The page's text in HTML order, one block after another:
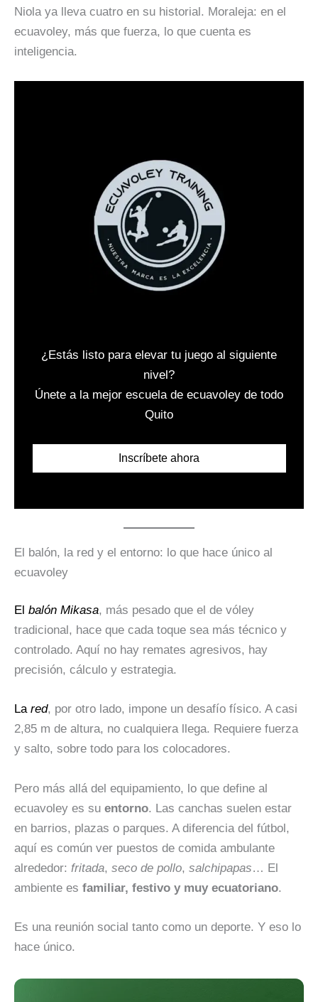
Niola ya lleva cuatro en su historial. Moraleja: en el
ecuavoley, más que fuerza, lo que cuenta es
inteligencia.
¿Estás listo para elevar tu juego al siguiente
nivel?
Únete a la mejor escuela de ecuavoley de todo
Quito
Inscríbete ahora
El balón, la red y el entorno: lo que hace único al
ecuavoley
El balón Mikasa, más pesado que el de vóley
tradicional, hace que cada toque sea más técnico y
controlado. Aquí no hay remates agresivos, hay
precisión, cálculo y estrategia.
La red, por otro lado, impone un desafío físico. A casi
2,85 m de altura, no cualquiera llega. Requiere fuerza
y salto, sobre todo para los colocadores.
Pero más allá del equipamiento, lo que define al
ecuavoley es su entorno. Las canchas suelen estar
en barrios, plazas o parques. A diferencia del fútbol,
aquí es común ver puestos de comida ambulante
alrededor: fritada, seco de pollo, salchipapas… El
ambiente es familiar, festivo y muy ecuatoriano.
Es una reunión social tanto como un deporte. Y eso lo
hace único.